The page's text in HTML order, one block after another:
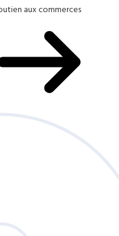
aux commerces